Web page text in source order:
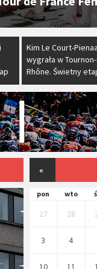
​Kim Le Court-
wygrała w
Rhône. Świetny
Dominiki
przed Mont
«
pon wto
27 28
3 4
10 11